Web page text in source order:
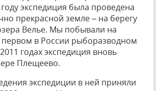
экспедиция была проведена
прекрасной земле – на берегу
Велье. Мы побывали на
первом в России рыборазводном
годах экспедиция вновь
Плещеево.
экспедиции в ней приняли